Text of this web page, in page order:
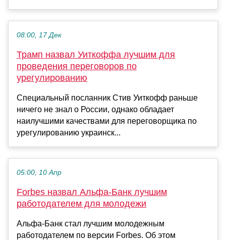
08:00, 17 Дек
Трамп назвал Уиткоффа лучшим для
проведения переговоров по
урегулированию
Специальный посланник Стив Уиткофф раньше
ничего не знал о России, однако обладает
наилучшими качествами для переговорщика по
урегулированию украинск...
05:00, 10 Апр
Forbes назвал Альфа‑Банк лучшим
работодателем для молодежи
Альфа‑Банк стал лучшим молодежным
работодателем по версии Forbes. Об этом